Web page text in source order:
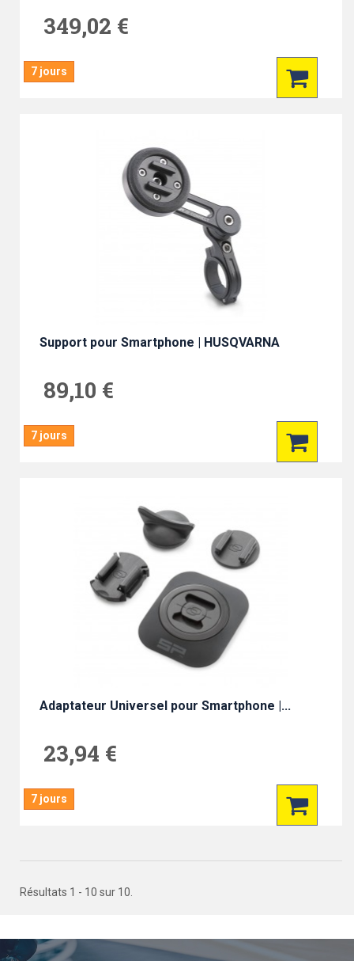
349,02 €
7 jours
Support pour Smartphone | HUSQVARNA
89,10 €
7 jours
Adaptateur Universel pour Smartphone |...
23,94 €
7 jours
Résultats 1 - 10 sur 10.